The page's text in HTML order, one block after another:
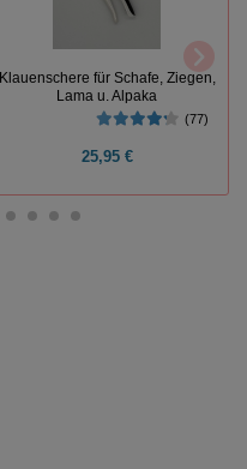
Klauenschere für Schafe, Ziegen,
Lama u. Alpaka
(77)
25,95 €